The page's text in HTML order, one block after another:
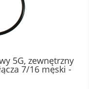
5G, zewnętrzny
7/16 męski -
PIM, RFS